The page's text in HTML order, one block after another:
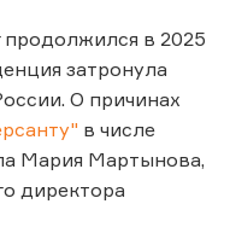
продолжился в 2025
затронула
О причинах
в числе
Мария Мартынова,
директора